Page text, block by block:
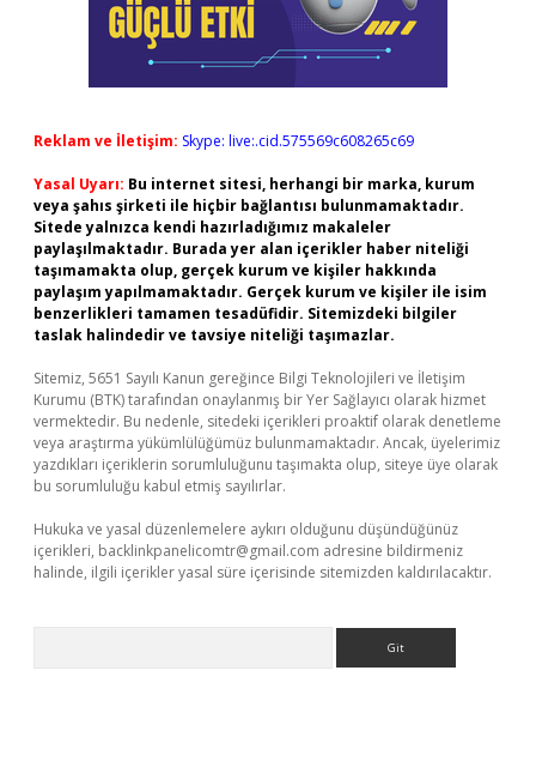
Reklam ve İletişim: Skype: live:.cid.575569c608265c69
Yasal Uyarı: Bu internet sitesi, herhangi bir marka, kurum
veya şahıs şirketi ile hiçbir bağlantısı bulunmamaktadır.
Sitede yalnızca kendi hazırladığımız makaleler
paylaşılmaktadır. Burada yer alan içerikler haber niteliği
taşımamakta olup, gerçek kurum ve kişiler hakkında
paylaşım yapılmamaktadır. Gerçek kurum ve kişiler ile isim
benzerlikleri tamamen tesadüfidir. Sitemizdeki bilgiler
taslak halindedir ve tavsiye niteliği taşımazlar.
Sitemiz, 5651 Sayılı Kanun gereğince Bilgi Teknolojileri ve İletişim
Kurumu (BTK) tarafından onaylanmış bir Yer Sağlayıcı olarak hizmet
vermektedir. Bu nedenle, sitedeki içerikleri proaktif olarak denetleme
veya araştırma yükümlülüğümüz bulunmamaktadır. Ancak, üyelerimiz
yazdıkları içeriklerin sorumluluğunu taşımakta olup, siteye üye olarak
bu sorumluluğu kabul etmiş sayılırlar.
Hukuka ve yasal düzenlemelere aykırı olduğunu düşündüğünüz
içerikleri, backlinkpanelicomtr@gmail.com adresine bildirmeniz
halinde, ilgili içerikler yasal süre içerisinde sitemizden kaldırılacaktır.